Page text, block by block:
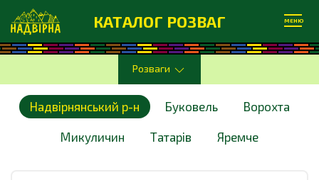
КАТАЛОГ РОЗВАГ МЕНЮ
Розваги
Надвірнянський р-н Буковель Ворохта
Микуличин Татарів Яремче